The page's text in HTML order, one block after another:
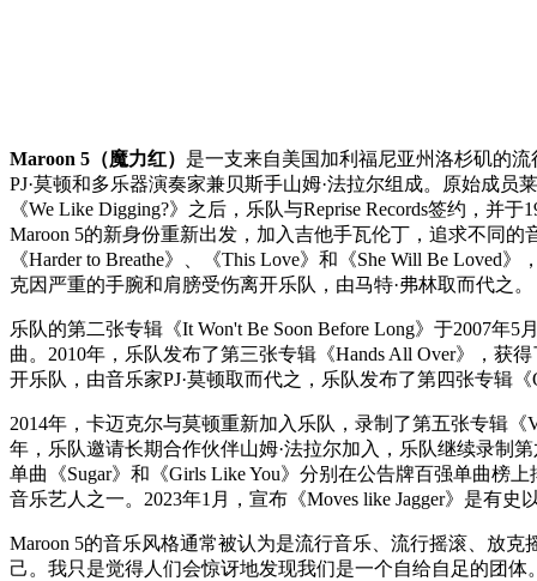
Maroon 5（魔力红） 是一支来自美国加利福尼亚州洛杉矶的
PJ·莫顿和多乐器演奏家兼贝斯手山姆·法拉尔组成。原始成员
《We Like Digging?》之后，乐队与Reprise Records签约，
Maroon 5的新身份重新出发，加入吉他手瓦伦丁，追求不同的
《Harder to Breathe》、《This Love》和《She Will Be
克因严重的手腕和肩膀受伤离开乐队，由马特·弗林取而代之。
乐队的第二张专辑《It Won't Be Soon Before Long》于2007
曲。2010年，乐队发布了第三张专辑《Hands All Over》，获
开乐队，由音乐家PJ·莫顿取而代之，乐队发布了第四张专辑
2014年，卡迈克尔与莫顿重新加入乐队，录制了第五张专辑《
年，乐队邀请长期合作伙伴山姆·法拉尔加入，乐队继续录制
单曲《Sugar》和《Girls Like You》分别在公告牌百强单曲榜
音乐艺人之一。2023年1月，宣布《Moves like Jagger》是有史
Maroon 5的音乐风格通常被认为是流行音乐、流行摇滚、放
己。我只是觉得人们会惊讶地发现我们是一个自给自足的团